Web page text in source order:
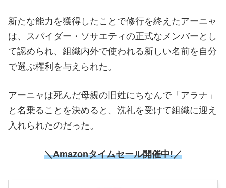
新たな能力を獲得したことで修行を終えたアーニャ
は、スパイダー・ソサエティの正式なメンバーとし
て認められ、組織内外で使われる新しい名前を自分
で選ぶ権利を与えられた。
アーニャは死んだ母親の旧姓にちなんで「アラナ」
と名乗ることを決めると、洗礼を受けて組織に迎え
入れられたのだった。
＼Amazonタイムセール開催中!／